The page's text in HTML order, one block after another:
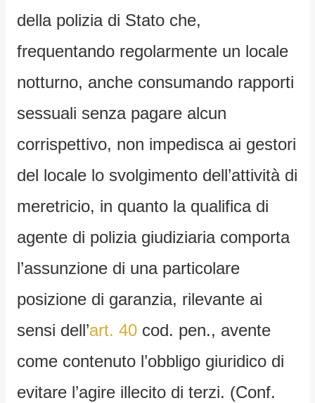
della polizia di Stato che,
frequentando regolarmente un locale
notturno, anche consumando rapporti
sessuali senza pagare alcun
corrispettivo, non impedisca ai gestori
del locale lo svolgimento dell’attività di
meretricio, in quanto la qualifica di
agente di polizia giudiziaria comporta
l’assunzione di una particolare
posizione di garanzia, rilevante ai
sensi dell’art. 40cod. pen., avente
come contenuto l’obbligo giuridico di
evitare l’agire illecito di terzi. (Conf.